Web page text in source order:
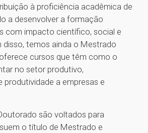
à proficiência acadêmica de
a desenvolver a formação
com impacto científico, social e
disso, temos ainda o Mestrado
cursos que têm como o
no setor produtivo,
produtividade a empresas e
são voltados para
o título de Mestrado e